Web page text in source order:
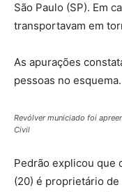
São Paulo (SP). Em
transportavam em
As apurações
pessoas no esquema.
Revólver municiado foi
Civil
Pedrão explicou que
(20) é proprietário